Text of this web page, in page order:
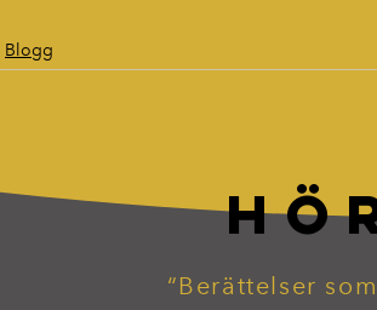
Blogg
“Berättelser